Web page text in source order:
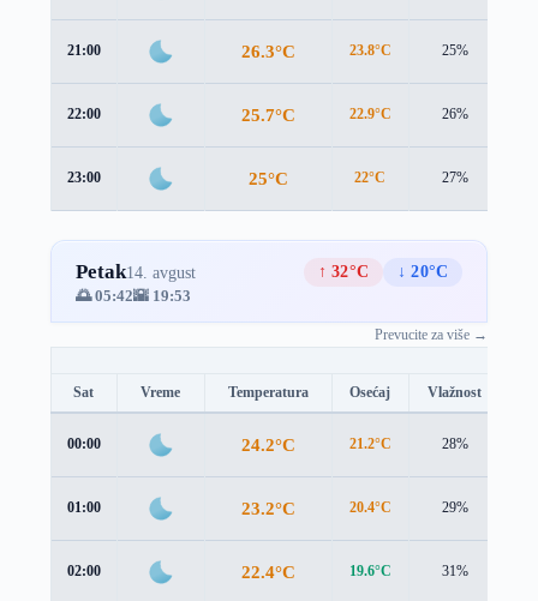
21:00 26.3°C 23.8°C 25%
22:00 25.7°C 22.9°C 26%
23:00 25°C 22°C 27%
Petak14. avgust ↑ 32°C
↓ 20°C
🌅 05:42🌇 19:53
Prevucite za više →
Sat Vreme Temperatura Osećaj Vlažnost
00:00 24.2°C 21.2°C 28%
01:00 23.2°C 20.4°C 29%
02:00 22.4°C 19.6°C 31%